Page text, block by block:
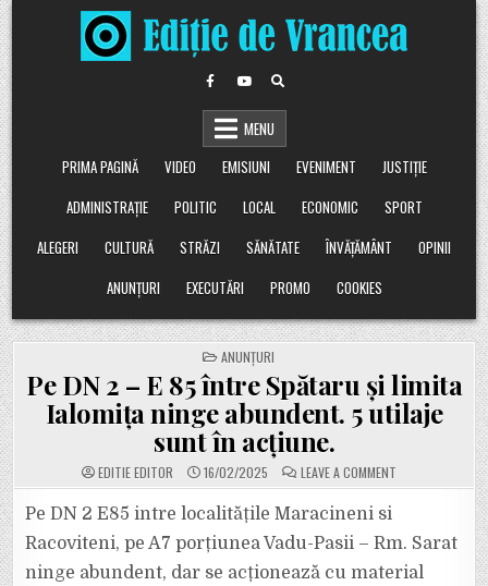
Skip
to
content
MENU
PRIMA PAGINĂ
VIDEO EMISIUNI EVENIMENT
JUSTIȚIE
ADMINISTRAȚIE
POLITIC LOCAL ECONOMIC
SPORT
ALEGERI
CULTURĂ STRĂZI SĂNĂTATE ÎNVĂȚĂMÂNT
OPINII
ANUNȚURI
EXECUTĂRI PROMO COOKIES
POSTED
IN
ANUNȚURI
Pe DN 2 – E 85 între Spătaru și limita
Ialomița ninge abundent. 5 utilaje
sunt în acțiune.
EDITIE EDITOR 16/02/2025 LEAVE A COMMENTON
PE
E
85
ÎNTRE
SPĂTARU
Pe DN 2 E85 intre localitățile Maracineni si
Racoviteni, pe A7 porțiunea Vadu-Pasii – Rm. Sarat
ninge abundent, dar se acționează cu material